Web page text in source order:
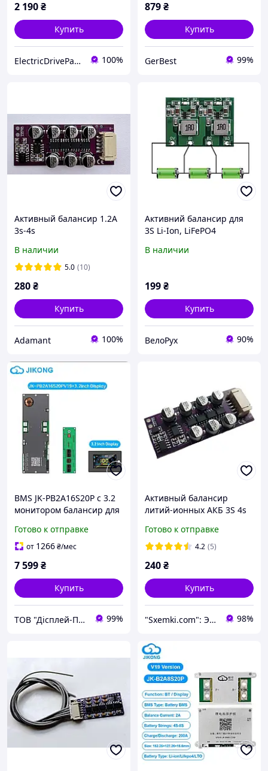
2 190₴
Купить
ElectricDriveParts 100%
879₴
Купить
GerBest 99%
Активный балансир 1.2A
3s-4s
В наличии
5.0 (10)
280₴
Купить
Adamant 100%
Активний балансир для
3S Li-Ion, LiFePO4
В наличии
199₴
Купить
ВелоРух 90%
BMS JK-PB2A16S20P с 3.2
монитором балансир для
16S 20A
Готово к отправке
от 1266₴/мес
7 599₴
Купить
ТОВ "Дісплей-Плюс" 99%
Активный балансир
литий-ионных АКБ 3S 4s
для Li-ion Балансировщик
литий-ионный
Готово к отправке
4.2 (5)
240₴
Купить
"Sxemki.com": Электроника, схемы, модули! 98%